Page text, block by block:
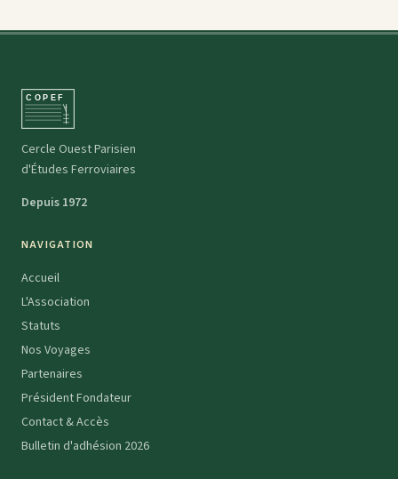
Cercle Ouest Parisien
d'Études Ferroviaires
Depuis 1972
NAVIGATION
Accueil
L'Association
Statuts
Nos Voyages
Partenaires
Président Fondateur
Contact & Accès
Bulletin d'adhésion 2026